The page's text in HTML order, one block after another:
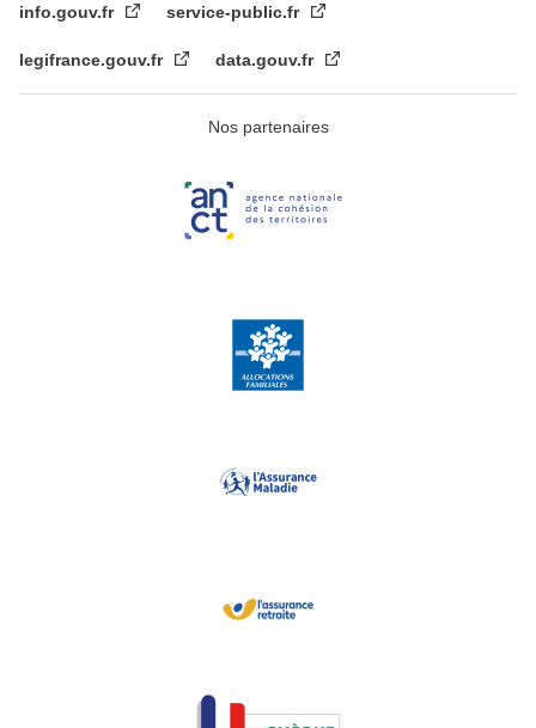
info.gouv.fr service-public.fr
legifrance.gouv.fr data.gouv.fr
Nos partenaires